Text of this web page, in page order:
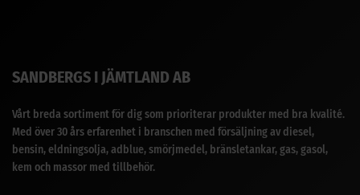
SANDBERGS I JÄMTLAND AB
Vårt breda sortiment för dig som prioriterar produkter med bra kvalité.
Med över 30 års erfarenhet i branschen med försäljning av diesel,
bensin, eldningsolja, adblue, smörjmedel, bränsletankar, gas, gasol,
kem och massor med tillbehör.